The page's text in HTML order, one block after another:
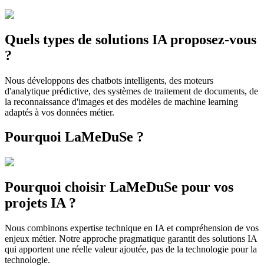
Quels types de solutions IA proposez-vous
?
Nous développons des chatbots intelligents, des moteurs
d'analytique prédictive, des systèmes de traitement de documents, de
la reconnaissance d'images et des modèles de machine learning
adaptés à vos données métier.
Pourquoi LaMeDuSe ?
Pourquoi choisir LaMeDuSe pour vos
projets IA ?
Nous combinons expertise technique en IA et compréhension de vos
enjeux métier. Notre approche pragmatique garantit des solutions IA
qui apportent une réelle valeur ajoutée, pas de la technologie pour la
technologie.